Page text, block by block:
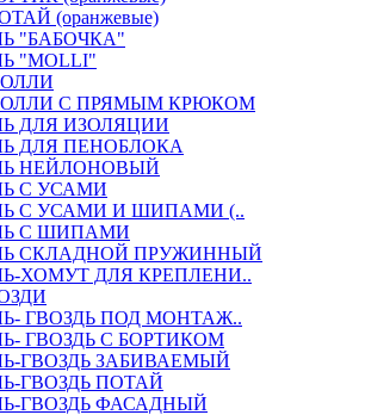
(оранжевые)
"БАБОЧКА"
"МOLLI"
С ПРЯМЫМ КРЮКОМ
ДЛЯ ИЗОЛЯЦИИ
ДЛЯ ПЕНОБЛОКА
НЕЙЛОНОВЫЙ
С УСАМИ
С УСАМИ И ШИПАМИ (..
С ШИПАМИ
СКЛАДНОЙ ПРУЖИННЫЙ
ХОМУТ ДЛЯ КРЕПЛЕНИ..
ГВОЗДЬ ПОД МОНТАЖ..
ГВОЗДЬ С БОРТИКОМ
ГВОЗДЬ ЗАБИВАЕМЫЙ
ГВОЗДЬ ПОТАЙ
ГВОЗДЬ ФАСАДНЫЙ